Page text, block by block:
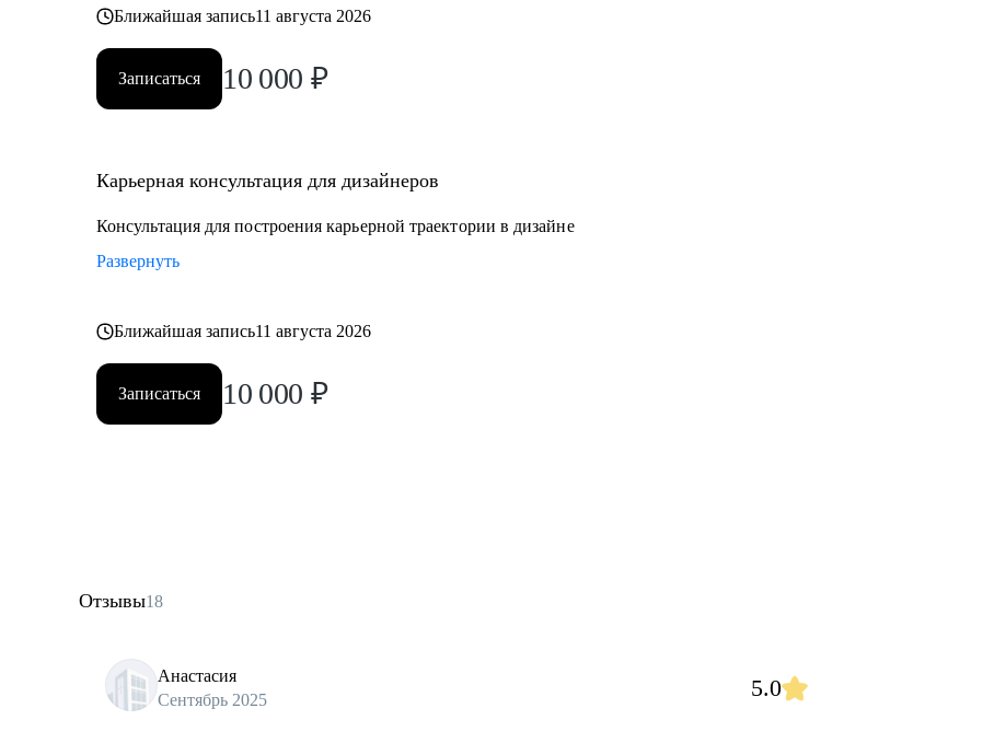
Ближайшая запись11 августа 2026
Записаться 10 000 ₽
Карьерная консультация для дизайнеров
Консультация для построения карьерной траектории в дизайне
Развернуть
Ближайшая запись11 августа 2026
Записаться 10 000 ₽
Отзывы18
Анастасия
Сентябрь 2025
5.0